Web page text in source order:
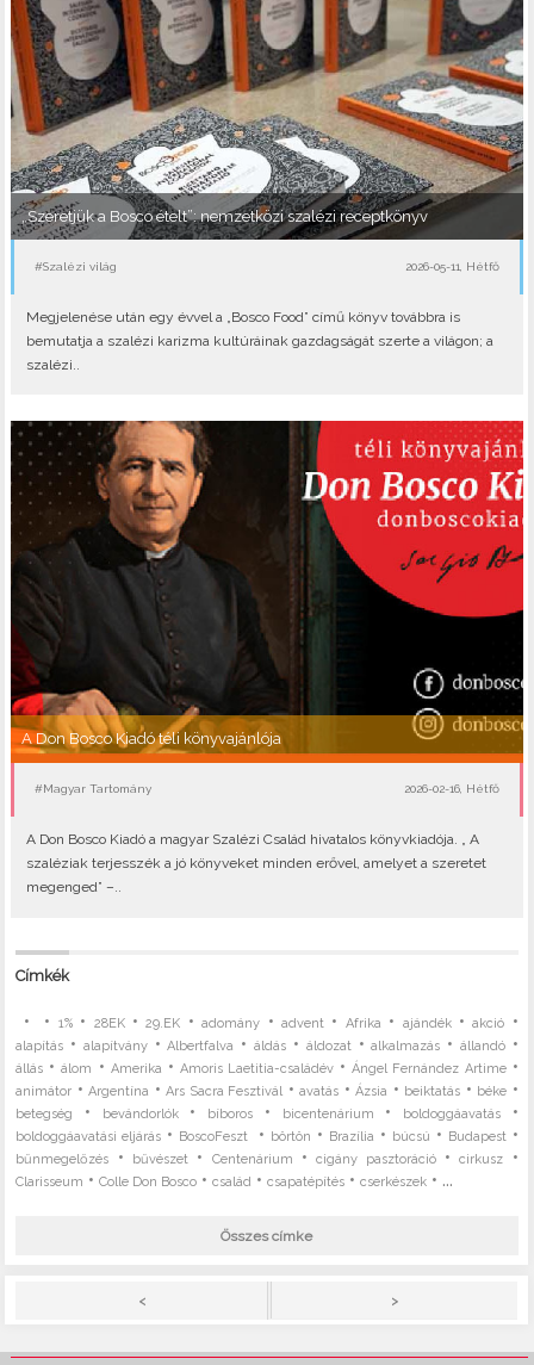
„Szeretjük a Bosco ételt”: nemzetközi szalézi receptkönyv
#Szalézi világ 2026-05-11, Hétfő
Megjelenése után egy évvel a „Bosco Food” című könyv továbbra is
bemutatja a szalézi karizma kultúráinak gazdagságát szerte a világon; a
szalézi..
A Don Bosco Kiadó téli könyvajánlója
#Magyar Tartomány 2026-02-16, Hétfő
A Don Bosco Kiadó a magyar Szalézi Család hivatalos könyvkiadója. „ A
szaléziak terjesszék a jó könyveket minden erővel, amelyet a szeretet
megenged” –..
Címkék
• • 1%• 28EK•29.EK •adomány •advent • Afrika • ajándék•akció •
alapítás • alapítvány•Albertfalva •áldás • áldozat •alkalmazás • állandó•
állás •álom • Amerika • Amoris Laetitia-családév •Ángel Fernández Artime•
animátor •Argentína •Ars Sacra Fesztivál •avatás •Ázsia • beiktatás • béke •
betegség • bevándorlók• bíboros • bicentenárium • boldoggáavatás•
boldoggáavatási eljárás • BoscoFeszt • börtön • Brazília • búcsú • Budapest •
bűnmegelőzés • bűvészet • Centenárium •cigány pasztoráció•cirkusz •
Clarisseum •Colle Don Bosco •család •csapatépítés •cserkészek • ...
Összes címke
< >